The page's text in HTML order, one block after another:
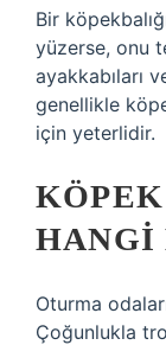
Bir
yüzerse, onu
ayakkabıları
genellikle
için yeterlidir.
HANGI
Oturma
Çoğunlukla